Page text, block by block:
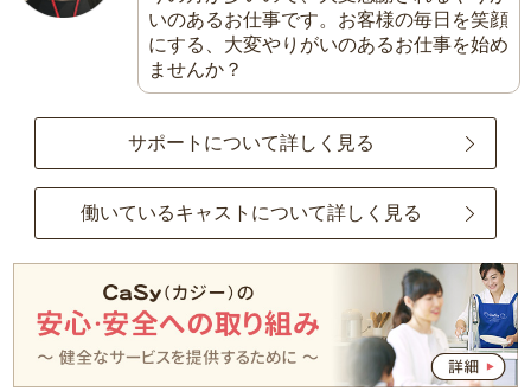
いのあるお仕事です。お客様の毎日を笑顔
にする、大変やりがいのあるお仕事を始め
ませんか？
サポートについて詳しく見る
働いているキャストについて詳しく見る